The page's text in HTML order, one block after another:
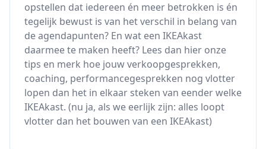
opstellen dat iedereen én meer betrokken is én
tegelijk bewust is van het verschil in belang van
de agendapunten? En wat een IKEAkast
daarmee te maken heeft? Lees dan hier onze
tips en merk hoe jouw verkoopgesprekken,
coaching, performancegesprekken nog vlotter
lopen dan het in elkaar steken van eender welke
IKEAkast. (nu ja, als we eerlijk zijn: alles loopt
vlotter dan het bouwen van een IKEAkast)